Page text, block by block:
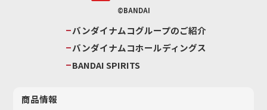
©BANDAI
バンダイナムコグループのご紹介
バンダイナムコホールディングス
BANDAI SPIRITS
商品情報